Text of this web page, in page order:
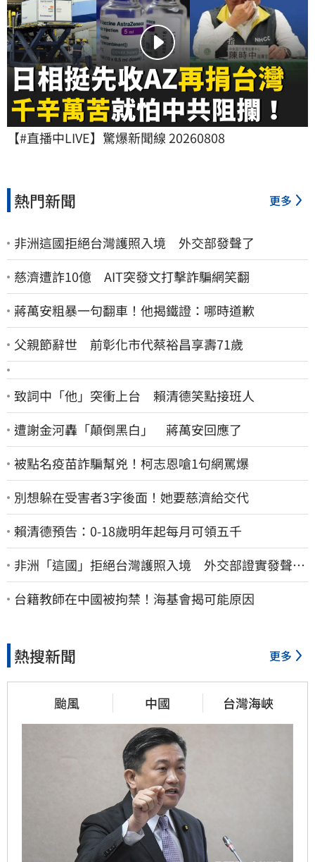
【#直播中LIVE】驚爆新聞線 20260808
熱門新聞 更多
非洲這國拒絕台灣護照入境 外交部發聲了
慈濟遭詐10億 AIT突發文打擊詐騙網笑翻
蔣萬安粗暴一句翻車！他揭鐵證：哪時道歉
父親節辭世 前彰化市代蔡裕昌享壽71歲
致詞中「他」突衝上台 賴清德笑點接班人
遭謝金河轟「顛倒黑白」 蔣萬安回應了
被點名疫苗詐騙幫兇！柯志恩嗆1句網罵爆
別想躲在受害者3字後面！她要慈濟給交代
賴清德預告：0-18歲明年起每月可領五千
非洲「這國」拒絕台灣護照入境 外交部證實發聲
了：持續交涉聯繫
台籍教師在中國被拘禁！海基會揭可能原因
熱搜新聞 更多
颱風 中國 台灣海峽